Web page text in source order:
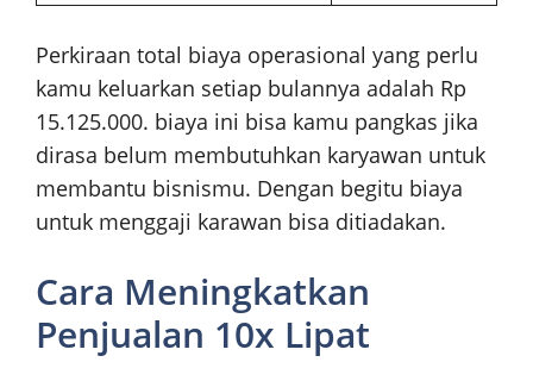
Perkiraan total biaya operasional yang perlu
kamu keluarkan setiap bulannya adalah Rp
15.125.000. biaya ini bisa kamu pangkas jika
dirasa belum membutuhkan karyawan untuk
membantu bisnismu. Dengan begitu biaya
untuk menggaji karawan bisa ditiadakan.
Cara Meningkatkan
Penjualan 10x Lipat